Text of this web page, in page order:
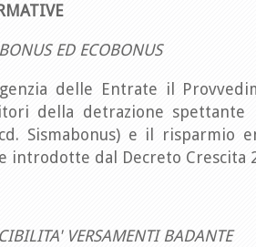
ED ECOBONUS
delle Entrate il
della detrazione
Sismabonus) e il risparmio
introdotte dal Decreto Crescita
VERSAMENTI BADANTE